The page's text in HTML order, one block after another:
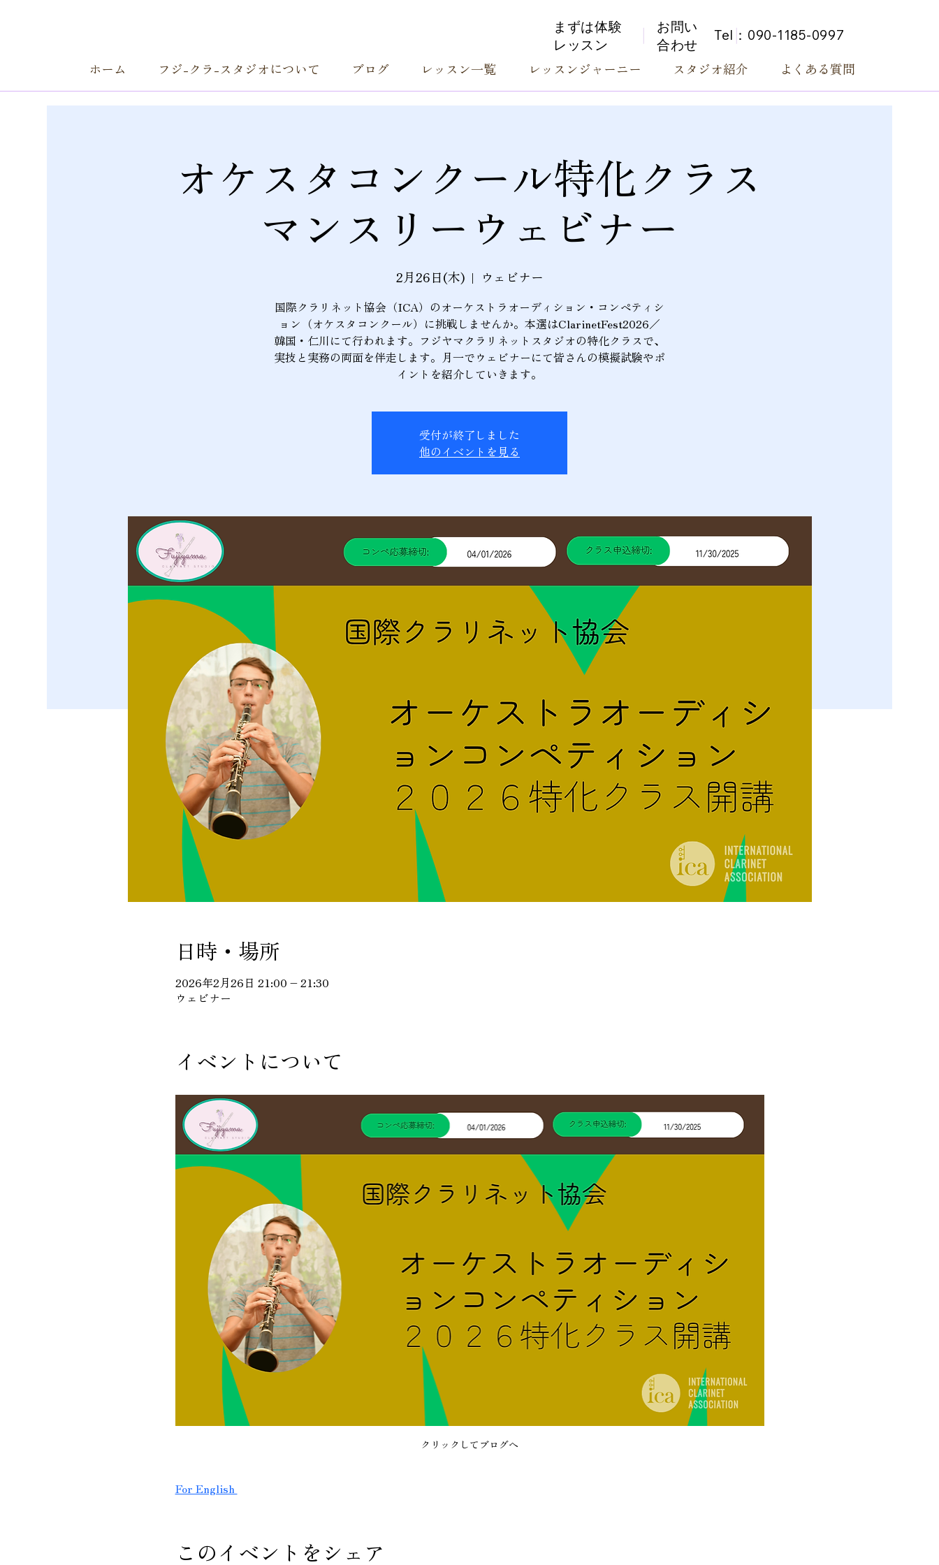
まずは体験
レッスン
お問い
合わせ
Tel：090-1185-0997
ホーム フジ-クラ-スタジオについて ブログ レッスン一覧 レッスンジャーニー スタジオ紹介 よくある質問
オケスタコンクール特化クラス
マンスリーウェビナー
2月26日(木)
  |
ウェビナー
国際クラリネット協会（ICA）のオーケストラオーディション・コンペティシ
ョン（オケスタコンクール）に挑戦しませんか。本選はClarinetFest2026／
韓国・仁川にて行われます。フジヤマクラリネットスタジオの特化クラスで、
実技と実務の両面を伴走します。月一でウェビナーにて皆さんの模擬試験やポ
イントを紹介していきます。
受付が終了しました
他のイベントを見る
日時・場所
2026年2月26日 21:00 – 21:30
ウェビナー
イベントについて
クリックしてブログへ
For English
このイベントをシェア